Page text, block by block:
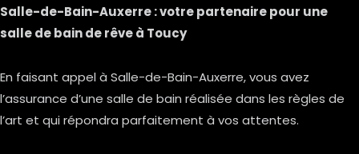
Salle-de-Bain-Auxerre : votre partenaire pour une
salle de bain de rêve à Toucy
En faisant appel à Salle-de-Bain-Auxerre, vous avez
l’assurance d’une salle de bain réalisée dans les règles de
l’art et qui répondra parfaitement à vos attentes.